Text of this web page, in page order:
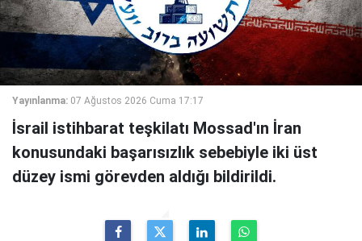
Yayınlanma: 07 Ağustos 2026 Cuma 17:17
İsrail istihbarat teşkilatı Mossad'ın İran
konusundaki başarısızlık sebebiyle iki üst
düzey ismi görevden aldığı bildirildi.